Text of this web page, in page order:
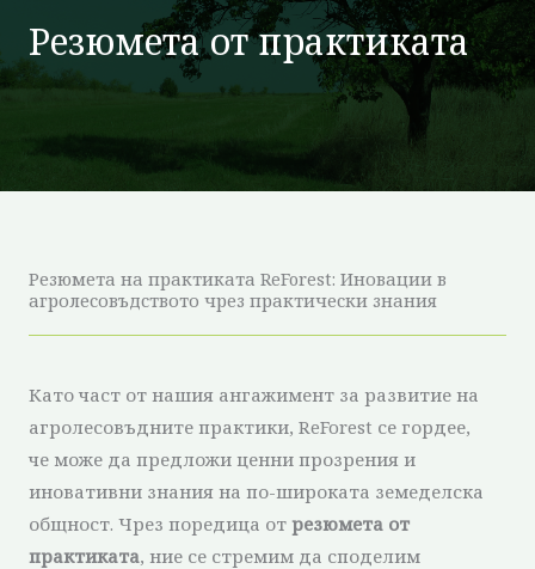
Резюмета от практиката
Резюмета на практиката ReForest: Иновации в
агролесовъдството чрез практически знания
Като част от нашия ангажимент за развитие на
агролесовъдните практики, ReForest се гордее,
че може да предложи ценни прозрения и
иновативни знания на по-широката земеделска
общност. Чрез поредица от резюмета от
практиката, ние се стремим да споделим